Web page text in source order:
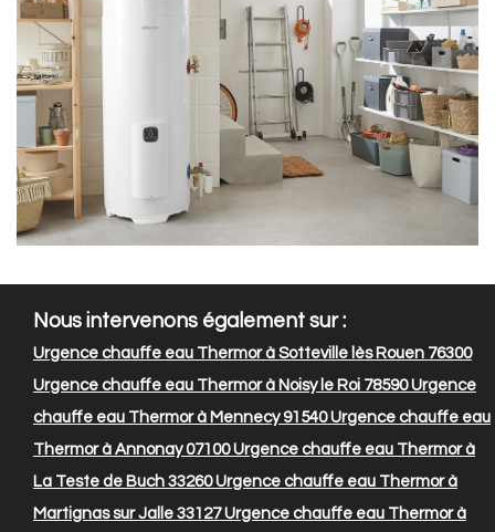
Nous intervenons également sur :
Urgence chauffe eau Thermor à Sotteville lès Rouen 76300
Urgence chauffe eau Thermor à Noisy le Roi 78590Urgence
chauffe eau Thermor à Mennecy 91540Urgence chauffe eau
Thermor à Annonay 07100Urgence chauffe eau Thermor à
La Teste de Buch 33260Urgence chauffe eau Thermor à
Martignas sur Jalle 33127Urgence chauffe eau Thermor à